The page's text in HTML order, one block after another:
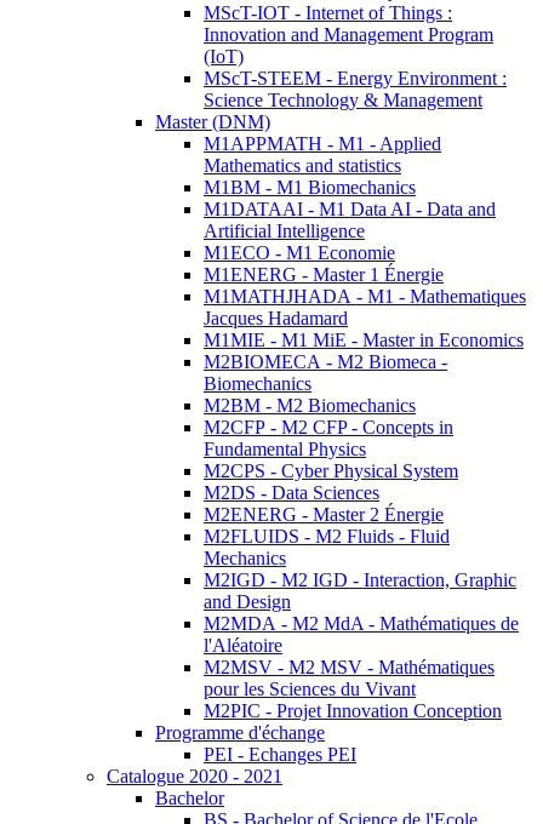
MScT-IOT - Internet of Things :
Innovation and Management Program
(IoT)
MScT-STEEM - Energy Environment :
Science Technology & Management
Master (DNM)
M1APPMATH - M1 - Applied
Mathematics and statistics
M1BM - M1 Biomechanics
M1DATAAI - M1 Data AI - Data and
Artificial Intelligence
M1ECO - M1 Economie
M1ENERG - Master 1 Énergie
M1MATHJHADA - M1 - Mathematiques
Jacques Hadamard
M1MIE - M1 MiE - Master in Economics
M2BIOMECA - M2 Biomeca -
Biomechanics
M2BM - M2 Biomechanics
M2CFP - M2 CFP - Concepts in
Fundamental Physics
M2CPS - Cyber Physical System
M2DS - Data Sciences
M2ENERG - Master 2 Énergie
M2FLUIDS - M2 Fluids - Fluid
Mechanics
M2IGD - M2 IGD - Interaction, Graphic
and Design
M2MDA - M2 MdA - Mathématiques de
l'Aléatoire
M2MSV - M2 MSV - Mathématiques
pour les Sciences du Vivant
M2PIC - Projet Innovation Conception
Programme d'échange
PEI - Echanges PEI
Catalogue 2020 - 2021
Bachelor
BS - Bachelor of Science de l'Ecole